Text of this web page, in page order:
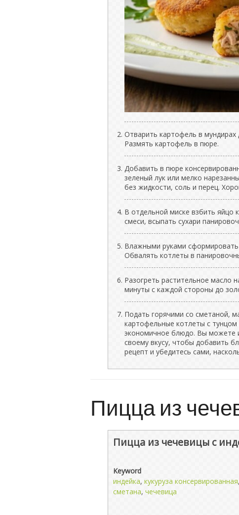
Отварить картофель в мундирах
Размять картофель в пюре.
Добавить в пюре
зеленый лук или мелко
без жидкости, соль и перец.
В отдельной миске взбить яйцо
смеси, всыпать сухари
Влажными руками
Обвалять котлеты в
Разогреть растительное масло
минуты с каждой стороны до
Подать горячими со сметаной,
картофельные котлеты с тунцом
экономичное блюдо. Вы можете
своему вкусу, чтобы добавить
рецепт и убедитесь сами,
Пицца из
Пицца из чечевицы с
Keyword
индейка, кукуруза консервированная,
сметана, чечевица